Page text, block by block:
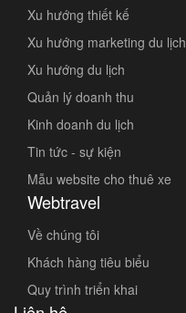
Xu hướng thiết kế
Xu hướng marketing du lịch
Xu hướng du lịch
Quản lý doanh thu
Kinh doanh du lịch
Tin tức - sự kiện
Mẫu website cho thuê xe
Webtravel
Về chúng tôi
Khách hàng tiêu biểu
Quy trình triển khai